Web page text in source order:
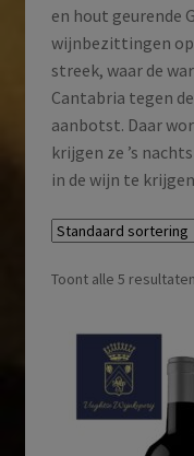
en hout geurende
wijnbezittingen op
streek, waar de
Cantabria tegen
aanbotst. Daar
krijgen ze ’s
in de wijn te
Toont alle 5 resultaten